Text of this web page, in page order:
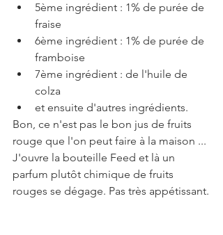
5ème ingrédient : 1% de purée de
fraise
6ème ingrédient : 1% de purée de
framboise
7ème ingrédient : de l'huile de
colza
et ensuite d'autres ingrédients.
Bon, ce n'est pas le bon jus de fruits
rouge que l'on peut faire à la maison ...
J'ouvre la bouteille Feed et là un
parfum plutôt chimique de fruits
rouges se dégage. Pas très appétissant.